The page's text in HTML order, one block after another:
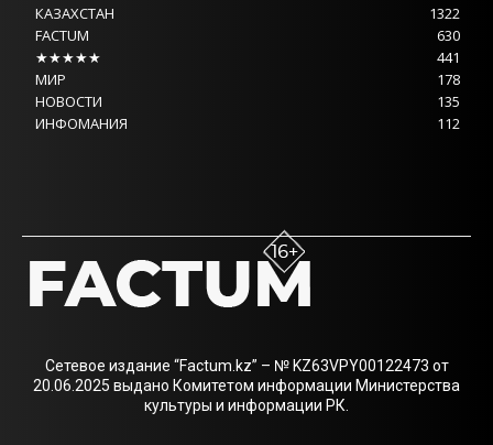
КАЗАХСТАН
1322
FACTUM
630
★★★★★
441
МИР
178
НОВОСТИ
135
ИНФОМАНИЯ
112
Сетевое издание “Factum.kz” – № KZ63VPY00122473 от
20.06.2025 выдано Комитетом информации Министерства
культуры и информации РК.